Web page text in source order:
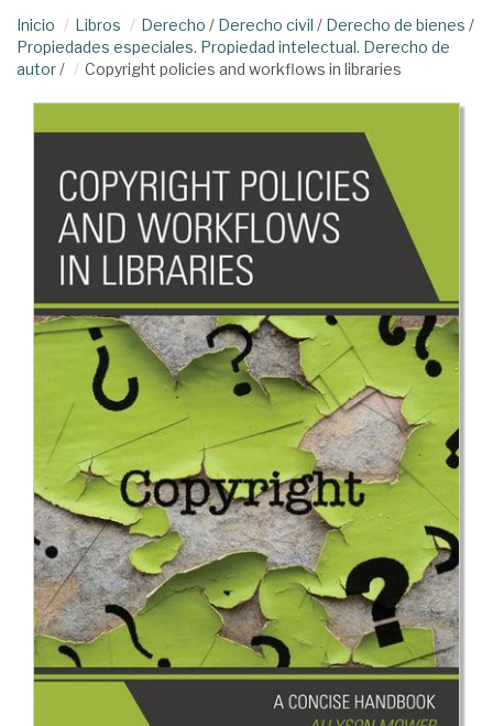
Inicio Libros Derecho / Derecho civil / Derecho de bienes /
Propiedades especiales. Propiedad intelectual. Derecho de
autor/ Copyright policies and workflows in libraries